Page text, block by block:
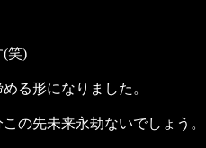
(笑)
る形になりました。
の先未来永劫ないでしょう。